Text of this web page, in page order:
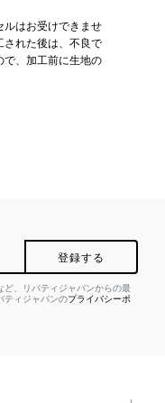
ルはお受けできませ
された後は、不良で
、加工前に生地の
登録する
ど、リバティジャパンからの最
ティジャパンのプライバシーポ